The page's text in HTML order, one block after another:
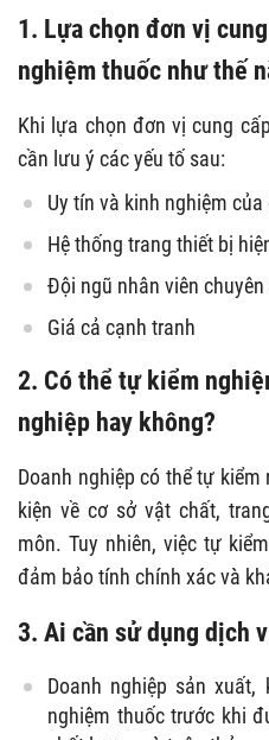
1. Lựa chọn đơn vị
nghiệm thuốc như thế
Khi lựa chọn đơn vị cung
cần lưu ý các yếu tố sau:
Uy tín và kinh nghiệm của
Hệ thống trang thiết bị
Đội ngũ nhân viên chuyên
Giá cả cạnh tranh
2. Có thể tự kiểm
nghiệp hay không?
Doanh nghiệp có thể tự
kiện về cơ sở vật chất,
môn. Tuy nhiên, việc tự
đảm bảo tính chính xác và
3. Ai cần sử dụng dịch
Doanh nghiệp sản xuất,
nghiệm thuốc trước khi